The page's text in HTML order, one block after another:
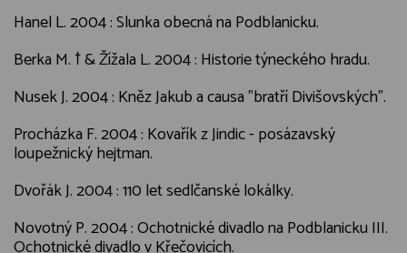
Hanel L. 2004 : Slunka obecná na Podblanicku.
Berka M. † & Žížala L. 2004 : Historie týneckého hradu.
Nusek J. 2004 : Kněz Jakub a causa "bratří Divišovských".
Procházka F. 2004 : Kovařík z Jindic - posázavský
loupežnický hejtman.
Dvořák J. 2004 : 110 let sedlčanské lokálky.
Novotný P. 2004 : Ochotnické divadlo na Podblanicku III.
Ochotnické divadlo v Křečovicích.